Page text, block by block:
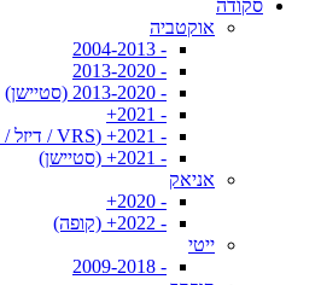
סקודה
אוקטביה
- 2004-2013
- 2013-2020
- 2013-2020 (סטיישן)
- 2021+
- 2021+ (VRS / דיזל / iV פלאג אין)
- 2021+ (סטיישן)
אניאק
- 2020+
- 2022+ (קופה)
ייטי
- 2009-2018